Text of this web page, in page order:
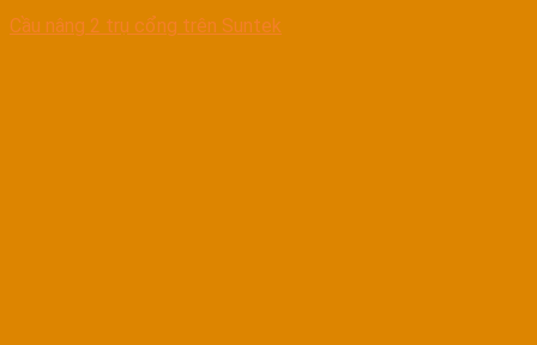
Cầu nâng 2 trụ cổng trên Suntek